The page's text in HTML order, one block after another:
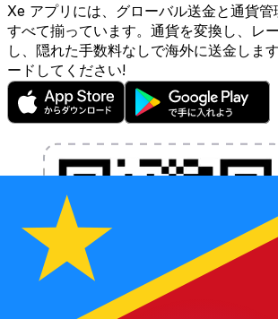
Xe アプリには、グローバル送金と通貨
すべて揃っています。通貨を変換し、レ
し、隠れた手数料なしで海外に送金しま
ードしてください!